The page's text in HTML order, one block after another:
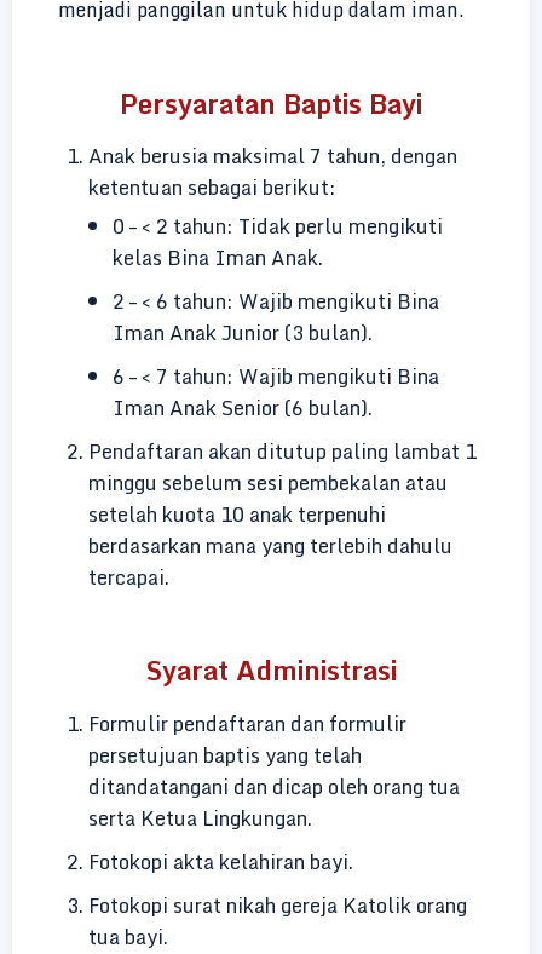
menjadi panggilan untuk hidup dalam iman.
Persyaratan Baptis Bayi
Anak berusia maksimal 7 tahun, dengan
ketentuan sebagai berikut:
0 – < 2 tahun: Tidak perlu mengikuti
kelas Bina Iman Anak.
2 – < 6 tahun: Wajib mengikuti Bina
Iman Anak Junior (3 bulan).
6 – < 7 tahun: Wajib mengikuti Bina
Iman Anak Senior (6 bulan).
Pendaftaran akan ditutup paling lambat 1
minggu sebelum sesi pembekalan atau
setelah kuota 10 anak terpenuhi
berdasarkan mana yang terlebih dahulu
tercapai.
Syarat Administrasi
Formulir pendaftaran dan formulir
persetujuan baptis yang telah
ditandatangani dan dicap oleh orang tua
serta Ketua Lingkungan.
Fotokopi akta kelahiran bayi.
Fotokopi surat nikah gereja Katolik orang
tua bayi.